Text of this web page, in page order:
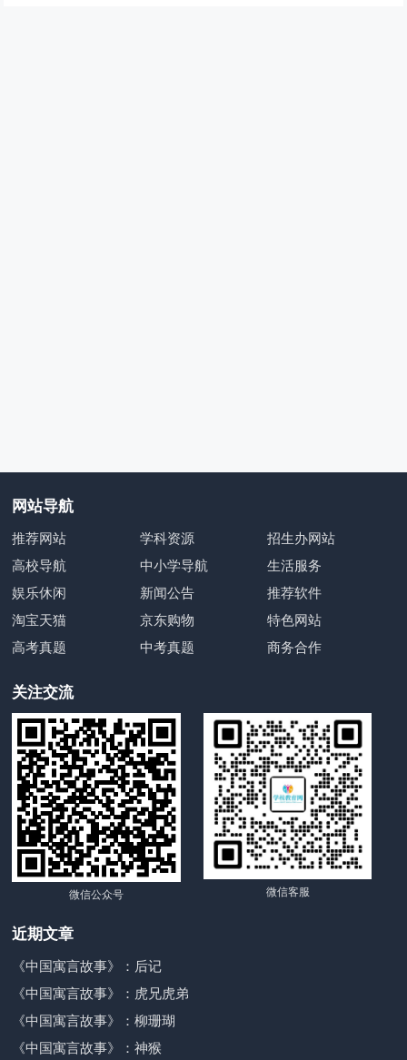
网站导航
推荐网站 学科资源
招生办网站
高校导航
中小学导航
生活服务
娱乐休闲
新闻公告
推荐软件
淘宝天猫
京东购物
特色网站
高考真题
中考真题 商务合作
关注交流
微信公众号 微信客服
近期文章
《中国寓言故事》：后记
《中国寓言故事》：虎兄虎弟
《中国寓言故事》：柳珊瑚
《中国寓言故事》：神猴